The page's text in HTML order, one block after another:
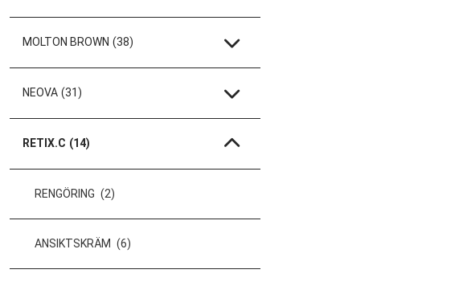
MOLTON BROWN (38)
NEOVA (31)
RETIX.C (14)
RENGÖRING (2)
ANSIKTSKRÄM (6)